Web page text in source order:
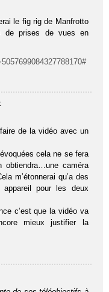
le fig rig de Manfrotto
de prises de vues en
:
de la vidéo avec un
cela ne se fera
caméra
m’étonnerai qu’a des
appareil pour les deux
c’est que la vidéo va
mieux justifier la